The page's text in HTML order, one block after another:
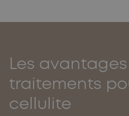
Les
traitements
cellulite